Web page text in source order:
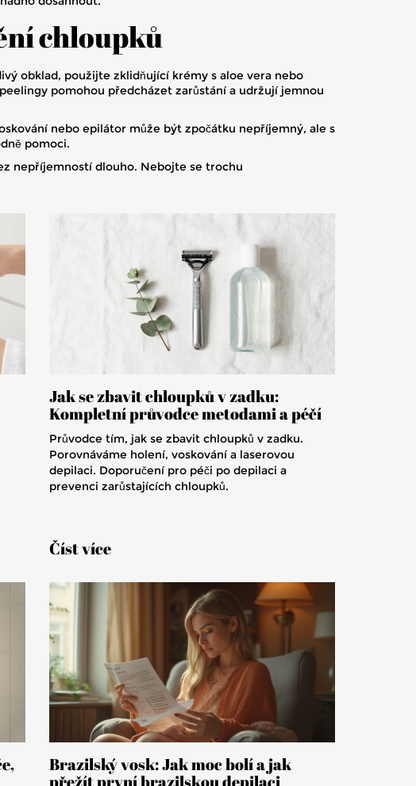
chloupků
obklad, použijte zklidňující krémy s aloe vera nebo
pomohou předcházet zarůstání a udržují jemnou
nebo epilátor může být zpočátku nepříjemný, ale s
pomoci.
nepříjemností dlouho. Nebojte se trochu
Jak se zbavit chloupků v zadku:
Kompletní průvodce metodami a péčí
Průvodce tím, jak se zbavit chloupků v zadku.
Porovnáváme holení, voskování a laserovou
depilaci. Doporučení pro péči po depilaci a
prevenci zarůstajících chloupků.
Číst více
Brazilský vosk: Jak moc bolí a jak
přežít první brazilskou depilaci